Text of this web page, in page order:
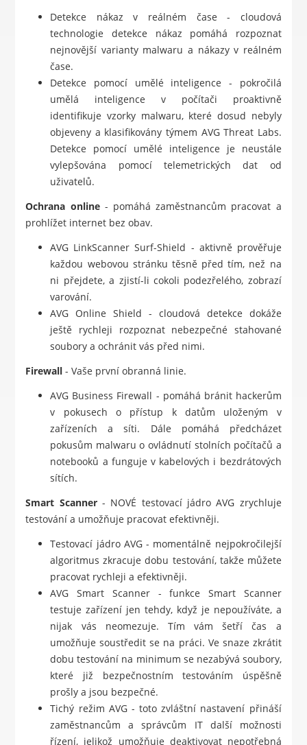
Detekce nákaz v reálném čase - cloudová
technologie detekce nákaz pomáhá rozpoznat
nejnovější varianty malwaru a nákazy v reálném
čase.
Detekce pomocí umělé inteligence - pokročilá
umělá inteligence v počítači proaktivně
identifikuje vzorky malwaru, které dosud nebyly
objeveny a klasifikovány týmem AVG Threat Labs.
Detekce pomocí umělé inteligence je neustále
vylepšována pomocí telemetrických dat od
uživatelů.
Ochrana online- pomáhá zaměstnancům pracovat a
prohlížet internet bez obav.
AVG LinkScanner Surf-Shield - aktivně prověřuje
každou webovou stránku těsně před tím, než na
ni přejdete, a zjistí-li cokoli podezřelého, zobrazí
varování.
AVG Online Shield - cloudová detekce dokáže
ještě rychleji rozpoznat nebezpečné stahované
soubory a ochránit vás před nimi.
Firewall - Vaše první obranná linie.
AVG Business Firewall - pomáhá bránit hackerům
v pokusech o přístup k datům uloženým v
zařízeních a síti. Dále pomáhá předcházet
pokusům malwaru o ovládnutí stolních počítačů a
notebooků a funguje v kabelových i bezdrátových
sítích.
Smart Scanner- NOVÉ testovací jádro AVG zrychluje
testování a umožňuje pracovat efektivněji.
Testovací jádro AVG - momentálně nejpokročilejší
algoritmus zkracuje dobu testování, takže můžete
pracovat rychleji a efektivněji.
AVG Smart Scanner - funkce Smart Scanner
testuje zařízení jen tehdy, když je nepoužíváte, a
nijak vás neomezuje. Tím vám šetří čas a
umožňuje soustředit se na práci. Ve snaze zkrátit
dobu testování na minimum se nezabývá soubory,
které již bezpečnostním testováním úspěšně
prošly a jsou bezpečné.
Tichý režim AVG - toto zvláštní nastavení přináší
zaměstnancům a správcům IT další možnosti
řízení, jelikož umožňuje deaktivovat nepotřebná